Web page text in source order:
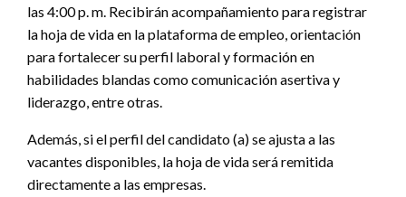
las 4:00 p. m. Recibirán acompañamiento para registrar
la hoja de vida en la plataforma de empleo, orientación
para fortalecer su perfil laboral y formación en
habilidades blandas como comunicación asertiva y
liderazgo, entre otras.
Además, si el perfil del candidato (a) se ajusta a las
vacantes disponibles, la hoja de vida será remitida
directamente a las empresas.